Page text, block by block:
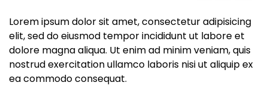
Lorem ipsum dolor sit amet, consectetur adipisicing
elit, sed do eiusmod tempor incididunt ut labore et
dolore magna aliqua. Ut enim ad minim veniam, quis
nostrud exercitation ullamco laboris nisi ut aliquip ex
ea commodo consequat.